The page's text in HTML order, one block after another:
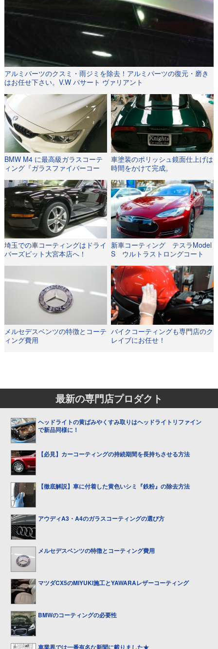
アルミパーツのクスミ・雨ジミを除去！アルミパーツの復元・磨き
はお任せ下さい。V.W パサート ヴァリアント
BMW M4 に最高級ガラスコーテ
ィング『ガラスファイバーコー
車塗装のポリッシュ鏡面仕上げは
時間をかけて完成。
埼玉での車コーティングはドライ
バーズピット大宮本店へ！
新車コーティング テスラModel
S ウルトラストロングコート
メルセデスベンツの特徴とコーテ
ィング費用
バイクコーティングも専門店のク
レイブにお任せ！
最新の専門店プロダクト
ヘッドライトの黄ばみやくすみ取りはヘッドライトリファイン
で新品同様に！
【必見】カーコーティングの持続期間を長持ちさせる方法
【徹底解説】車に付着した黄色いシミ『鉄粉』の除去方法
アウディA3・A4のガラスコーティングの選び方
メルセデスベンツの特徴とコーティング費用
マツダCX5のMIYUKI施工とYAWARAレザーコーティング
BMWのコーティングの必要性
車業界では一番有名な新聞に載りました★